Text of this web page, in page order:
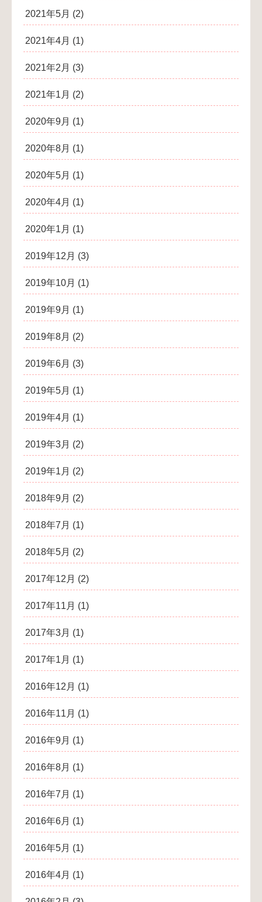
2021年5月 (2)
2021年4月 (1)
2021年2月 (3)
2021年1月 (2)
2020年9月 (1)
2020年8月 (1)
2020年5月 (1)
2020年4月 (1)
2020年1月 (1)
2019年12月 (3)
2019年10月 (1)
2019年9月 (1)
2019年8月 (2)
2019年6月 (3)
2019年5月 (1)
2019年4月 (1)
2019年3月 (2)
2019年1月 (2)
2018年9月 (2)
2018年7月 (1)
2018年5月 (2)
2017年12月 (2)
2017年11月 (1)
2017年3月 (1)
2017年1月 (1)
2016年12月 (1)
2016年11月 (1)
2016年9月 (1)
2016年8月 (1)
2016年7月 (1)
2016年6月 (1)
2016年5月 (1)
2016年4月 (1)